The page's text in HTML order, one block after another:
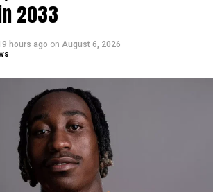
2033
hours ago on August 6, 2026